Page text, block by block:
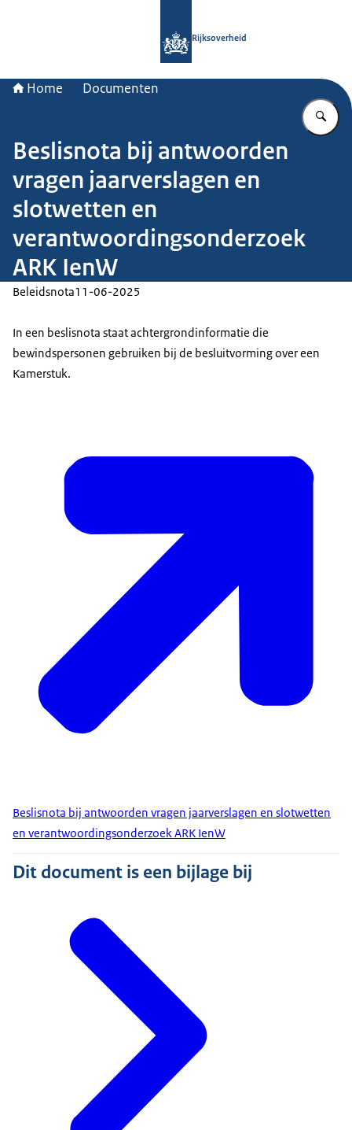
Rijksoverheid
Home Documenten
Beslisnota bij antwoorden
vragen jaarverslagen en
slotwetten en
verantwoordingsonderzoek
ARK IenW
Beleidsnota11-06-2025
In een beslisnota staat achtergrondinformatie die
bewindspersonen gebruiken bij de besluitvorming over een
Kamerstuk.
Beslisnota bij antwoorden vragen jaarverslagen en slotwetten
en verantwoordingsonderzoek ARK IenW
Dit document is een bijlage bij